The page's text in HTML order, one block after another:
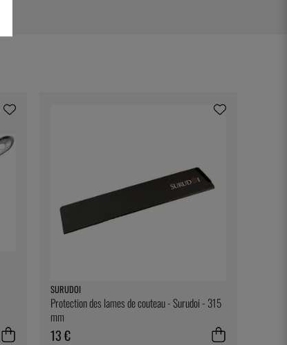
SURUDOI
Protection des lames de couteau - Surudoi - 315
mm
13 €